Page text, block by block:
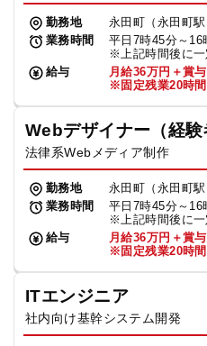
勤務地
永田町（永田町駅
業務時間
平日7時45分～16
※上記時間後に一
給与
月給36万円＋賞
※固定残業20時
Webデザイナー（経験
法律系Webメディア制作
勤務地
永田町（永田町駅
業務時間
平日7時45分～16
※上記時間後に一
給与
月給36万円＋賞
※固定残業20時
ITエンジニア
社内向け基幹システム開発